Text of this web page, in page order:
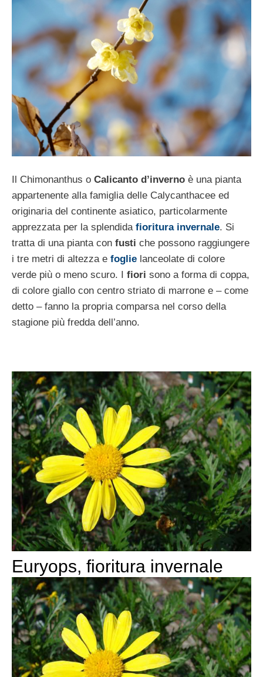
Il Chimonanthus o Calicanto d’inverno è una pianta
appartenente alla famiglia delle Calycanthacee ed
originaria del continente asiatico, particolarmente
apprezzata per la splendida fioritura invernale. Si
tratta di una pianta con fusti che possono raggiungere
i tre metri di altezza e foglie lanceolate di colore
verde più o meno scuro. I fiori sono a forma di coppa,
di colore giallo con centro striato di marrone e – come
detto – fanno la propria comparsa nel corso della
stagione più fredda dell’anno.
Euryops, fioritura invernale